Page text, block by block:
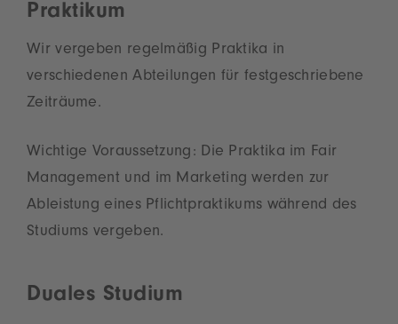
Praktikum
Wir vergeben regelmäßig Praktika in
verschiedenen Abteilungen für festgeschriebene
Zeiträume.
Wichtige Voraussetzung: Die Praktika im Fair
Management und im Marketing werden zur
Ableistung eines Pflichtpraktikums während des
Studiums vergeben.
Duales Studium